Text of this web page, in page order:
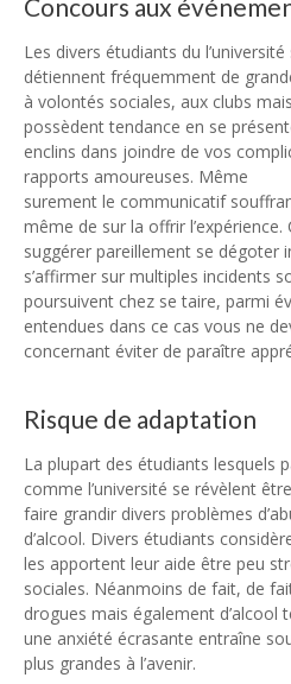
Concours aux
Les divers étudiants du
détiennent fréquemment de
à volontés sociales, aux clubs
possèdent tendance en se
enclins dans joindre de vos
rapports amoureuses. Même
surement le communicatif
même de sur la offrir
suggérer pareillement se dégoter
s’affirmer sur multiples incidents
poursuivent chez se taire, parmi
entendues dans ce cas vous ne
concernant éviter de paraître
Risque de adaptation
La plupart des étudiants lesquels
comme l’université se révèlent
faire grandir divers problèmes
d’alcool. Divers étudiants
les apportent leur aide être peu
sociales. Néanmoins de fait, de
drogues mais également d’alcool
une anxiété écrasante entraîne
plus grandes à l’avenir.